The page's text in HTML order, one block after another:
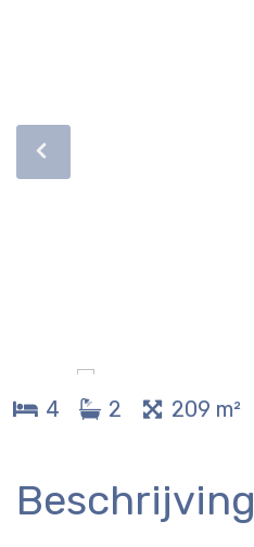
4 2 209 m²
Beschrijving